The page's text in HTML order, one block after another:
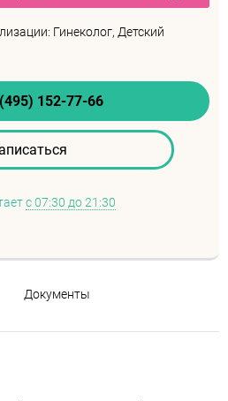
Гинеколог, Детский
152-77-66
с 07:30 до 21:30
Документы